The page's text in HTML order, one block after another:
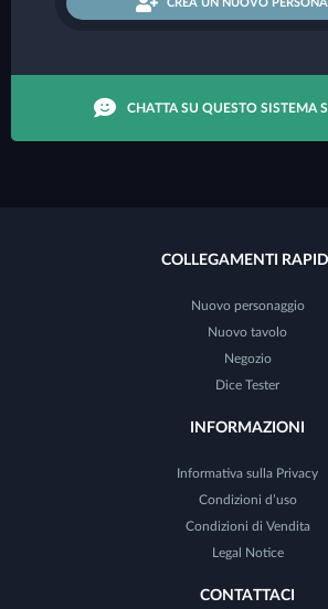
CREA UN NUOVO
CHATTA SU QUESTO SISTEMA
COLLEGAMENTI RAPIDI
Nuovo personaggio
Nuovo tavolo
Negozio
Dice Tester
INFORMAZIONI
Informativa sulla Privacy
Condizioni d’uso
Condizioni di Vendita
Legal Notice
CONTATTACI